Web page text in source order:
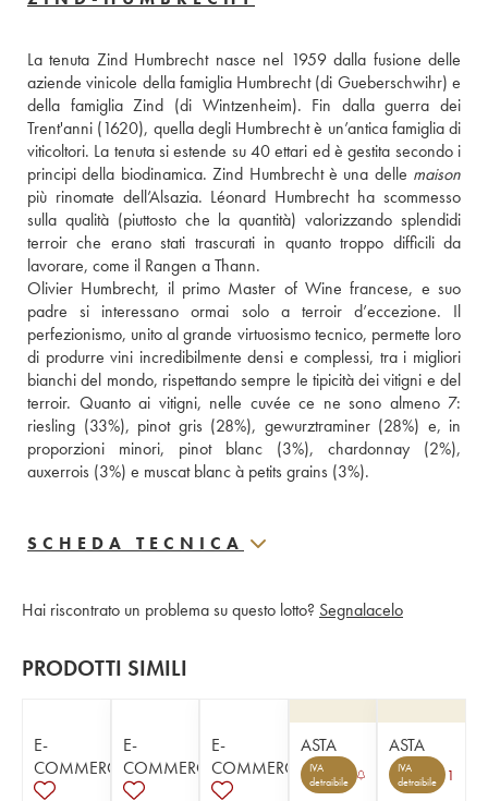
La tenuta Zind Humbrecht nasce nel 1959 dalla fusione delle
aziende vinicole della famiglia Humbrecht (di Gueberschwihr) e
della famiglia Zind (di Wintzenheim). Fin dalla guerra dei
Trent'anni (1620), quella degli Humbrecht è un’antica famiglia di
viticoltori. La tenuta si estende su 40 ettari ed è gestita secondo i
principi della biodinamica. Zind Humbrecht è una delle maison
più rinomate dell’Alsazia. Léonard Humbrecht ha scommesso
sulla qualità (piuttosto che la quantità) valorizzando splendidi
terroir che erano stati trascurati in quanto troppo difficili da
lavorare, come il Rangen a Thann.
Olivier Humbrecht, il primo Master of Wine francese, e suo
padre si interessano ormai solo a terroir d’eccezione. Il
perfezionismo, unito al grande virtuosismo tecnico, permette loro
di produrre vini incredibilmente densi e complessi, tra i migliori
bianchi del mondo, rispettando sempre le tipicità dei vitigni e del
terroir. Quanto ai vitigni, nelle cuvée ce ne sono almeno 7:
riesling (33%), pinot gris (28%), gewurztraminer (28%) e, in
proporzioni minori, pinot blanc (3%), chardonnay (2%),
auxerrois (3%) e muscat blanc à petits grains (3%).
SCHEDA TECNICA
Hai riscontrato un problema su questo lotto? Segnalacelo
PRODOTTI SIMILI
E-
COMMERCE
E-
COMMERCE
E-
COMMERCE
ASTA
IVA
detraibile
ASTA
IVA
detraibile
1